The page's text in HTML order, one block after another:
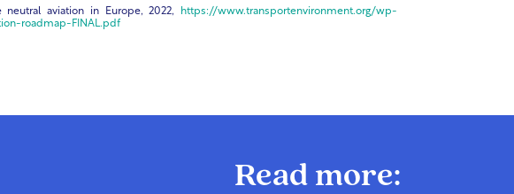
aviation in Europe, 2022,
https://www.transportenvironment.org/wp-
roadmap-FINAL.pdf
Read more: